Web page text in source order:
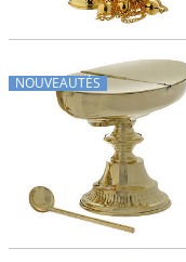
NOUVEAUTÉS